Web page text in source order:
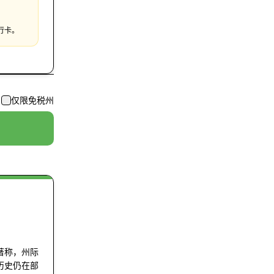
。
仅限免税州
称，州际
史仍在部